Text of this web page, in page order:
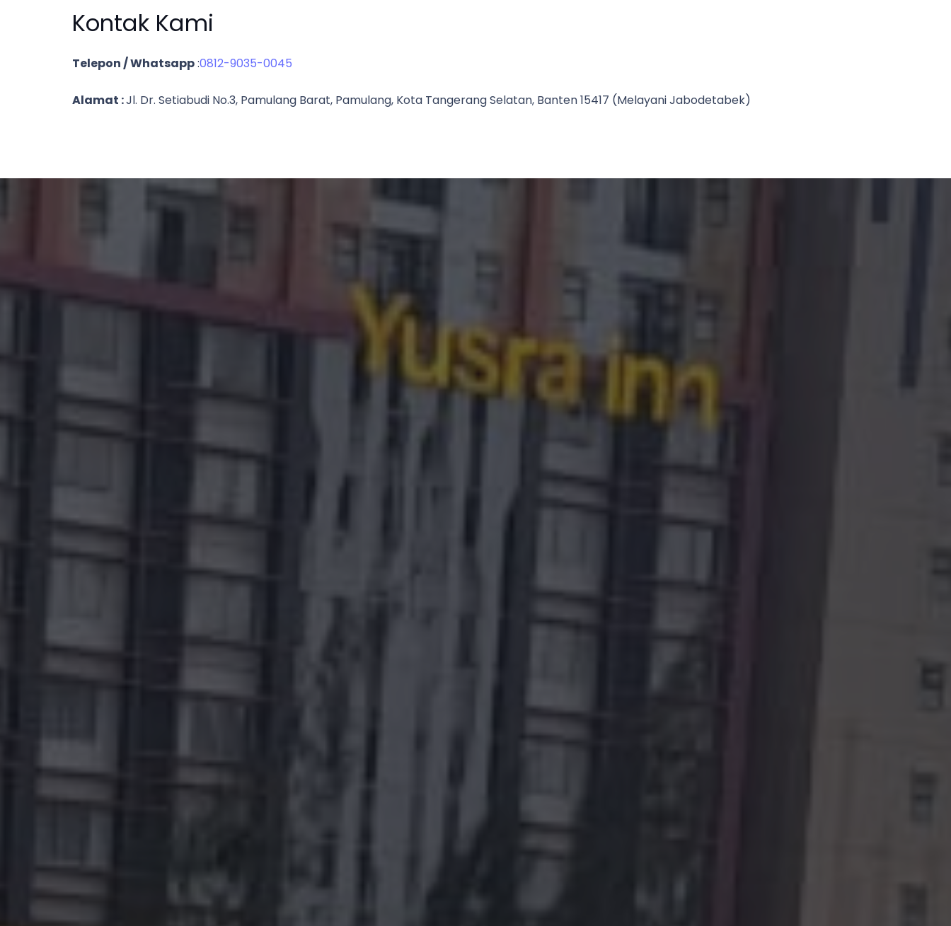
Kontak Kami
Telepon / Whatsapp:0812-9035-0045
Alamat :Jl. Dr. Setiabudi No.3, Pamulang Barat, Pamulang, Kota Tangerang Selatan, Banten 15417 (Melayani Jabodetabek)